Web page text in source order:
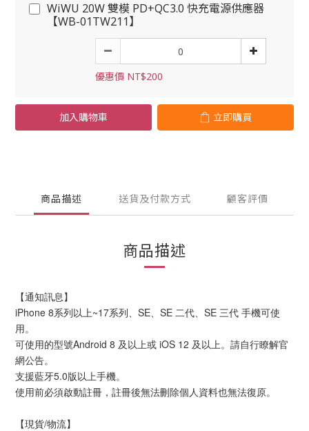
WiWU 20W 雙模 PD+QC3.0 快充電源供應器
【WB-01TW211】
優惠價 NT$200
加入購物車 立即購買
商品描述 送貨及付款方式 顧客評價
商品描述
【通知訊息】
iPhone 8系列以上~17系列、SE、SE 二代、SE 三代 手機可使
用。
可使用的型號Android 8 及以上或 iOS 12 及以上。請自行瞭解官
網公告。
支援藍牙5.0版以上手機。
使用前必須啟動註冊，註冊後無法刪除個人資料也無法復原。
【現貨/物流】